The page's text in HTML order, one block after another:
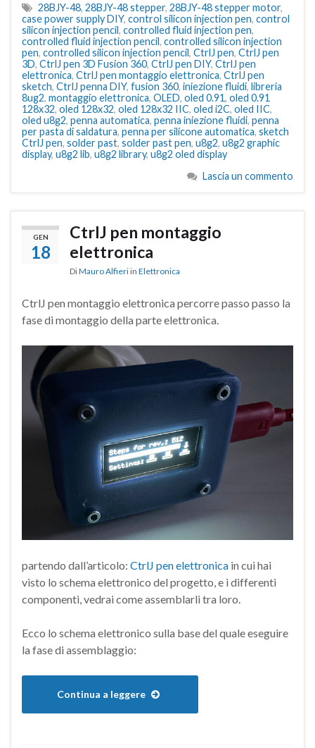
28BJY-48, 28BJY-48 stepper, 28BJY-48 stepper motor,
case power supply DIY, control silicon injection pen, control
silicon injection pencil, controlled fluid injection pen,
controlled fluid injection pencil, controlled silicon injection
pen, controlled silicon injection pencil, CtrlJ pen, CtrlJ pen
3D, CtrlJ pen 3D Fusion 360, CtrlJ pen DIY, CtrlJ pen
elettronica, CtrlJ pen montaggio elettronica, CtrlJ pen
sketch, CtrlJ penna DIY, fusion 360, iniezione fluidi, libreria
8ug2, montaggio elettronica, OLED, oled 0.91, oled 0.91
128x32, oled 128x32, oled 128x32 IIC, oled i2C, oled IIC,
oled u8g2, penna automatica, penna iniezione fluidi, penna
per pasta di saldatura, penna per silicone automatica, sketch
CtrlJ pen, solder past, solder past pen, u8g2, u8g2 graphic
display, u8g2 lib, u8g2 library, u8g2 oled display
Lascia un commento
GEN
18
CtrlJ pen montaggio
elettronica
DiMauro Alfieri in Elettronica
CtrlJ pen montaggio elettronica percorre passo passo la
fase di montaggio della parte elettronica.
partendo dall’articolo: CtrlJ pen elettronica in cui hai
visto lo schema elettronico del progetto, e i differenti
componenti, vedrai come assemblarli tra loro.
Ecco lo schema elettronico sulla base del quale eseguire
la fase di assemblaggio:
Continua a leggere